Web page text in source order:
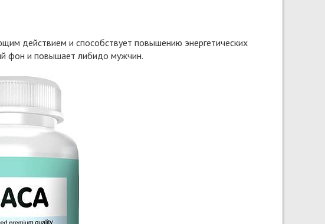
действием и способствует повышению энергетических
фон и повышает либидо мужчин.